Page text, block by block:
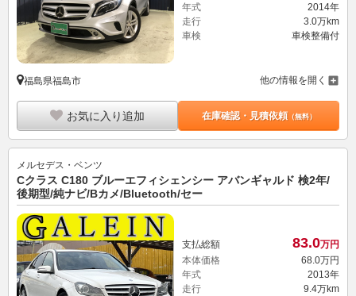
年式
2014年
走行
3.0万km
車検
車検整備付
福島県福島市 他の情報を開く
お気に入り追加 在庫確認・見積依頼（無料）
メルセデス・ベンツ
Cクラス C180 ブルーエフィシェンシー アバンギャルド 検2年/
後期型/純ナビ/Bカメ/Bluetooth/セー
支払総額 83.0万円
本体価格
68.0万円
年式
2013年
走行
9.4万km